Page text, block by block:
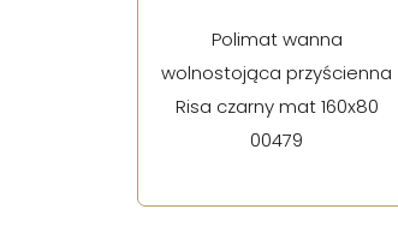
Polimat wanna
wolnostojąca przyścienna
Risa czarny mat 160x80
00479